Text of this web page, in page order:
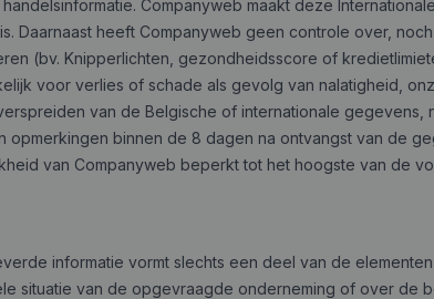
Companyweb maakt deze
Daarnaast heeft Companyweb geen controle over,
(bv. Knipperlichten, gezondheidsscore of
voor verlies of schade als gevolg van nalatigheid,
van de Belgische of internationale
opmerkingen binnen de 8 dagen na ontvangst van de
van Companyweb beperkt tot het hoogste van de
informatie vormt slechts een deel van de
situatie van de opgevraagde onderneming of over de